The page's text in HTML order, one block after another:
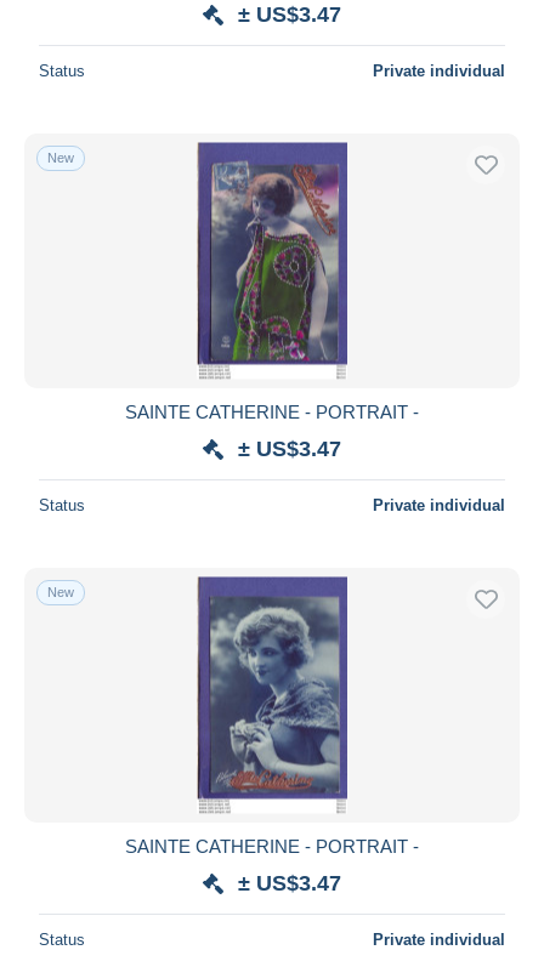
± US$3.47
Status Private individual
New
SAINTE CATHERINE - PORTRAIT -
± US$3.47
Status Private individual
New
SAINTE CATHERINE - PORTRAIT -
± US$3.47
Status Private individual